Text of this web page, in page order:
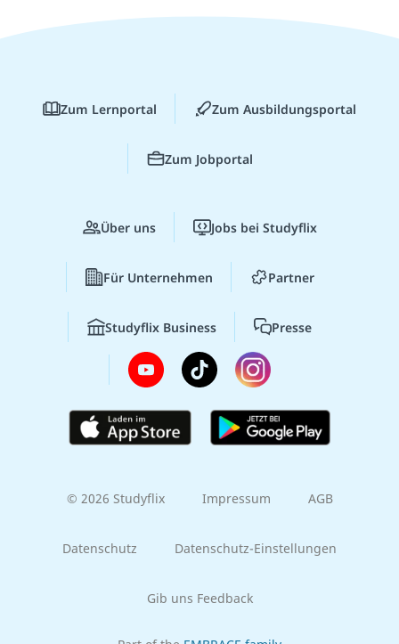
Zum Lernportal Zum Ausbildungsportal
Zum Jobportal
Über uns Jobs bei Studyflix
Für Unternehmen Partner
Studyflix Business Presse
© 2026 Studyflix Impressum AGB
Datenschutz Datenschutz-Einstellungen
Gib uns Feedback